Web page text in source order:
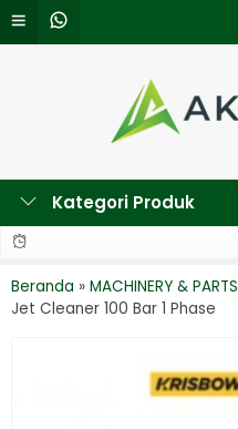
Kategori Produk
Beranda » MACHINERY & PARTS
Jet Cleaner 100 Bar 1 Phase